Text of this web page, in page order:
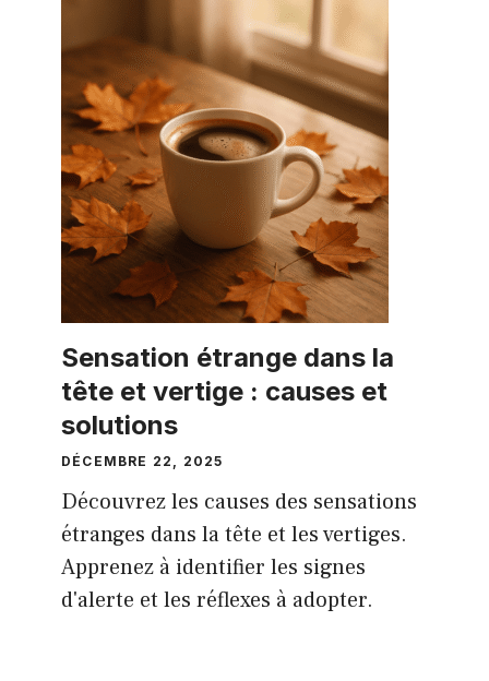
Sensation étrange dans la
tête et vertige : causes et
solutions
DÉCEMBRE 22, 2025
Découvrez les causes des sensations
étranges dans la tête et les vertiges.
Apprenez à identifier les signes
d'alerte et les réflexes à adopter.